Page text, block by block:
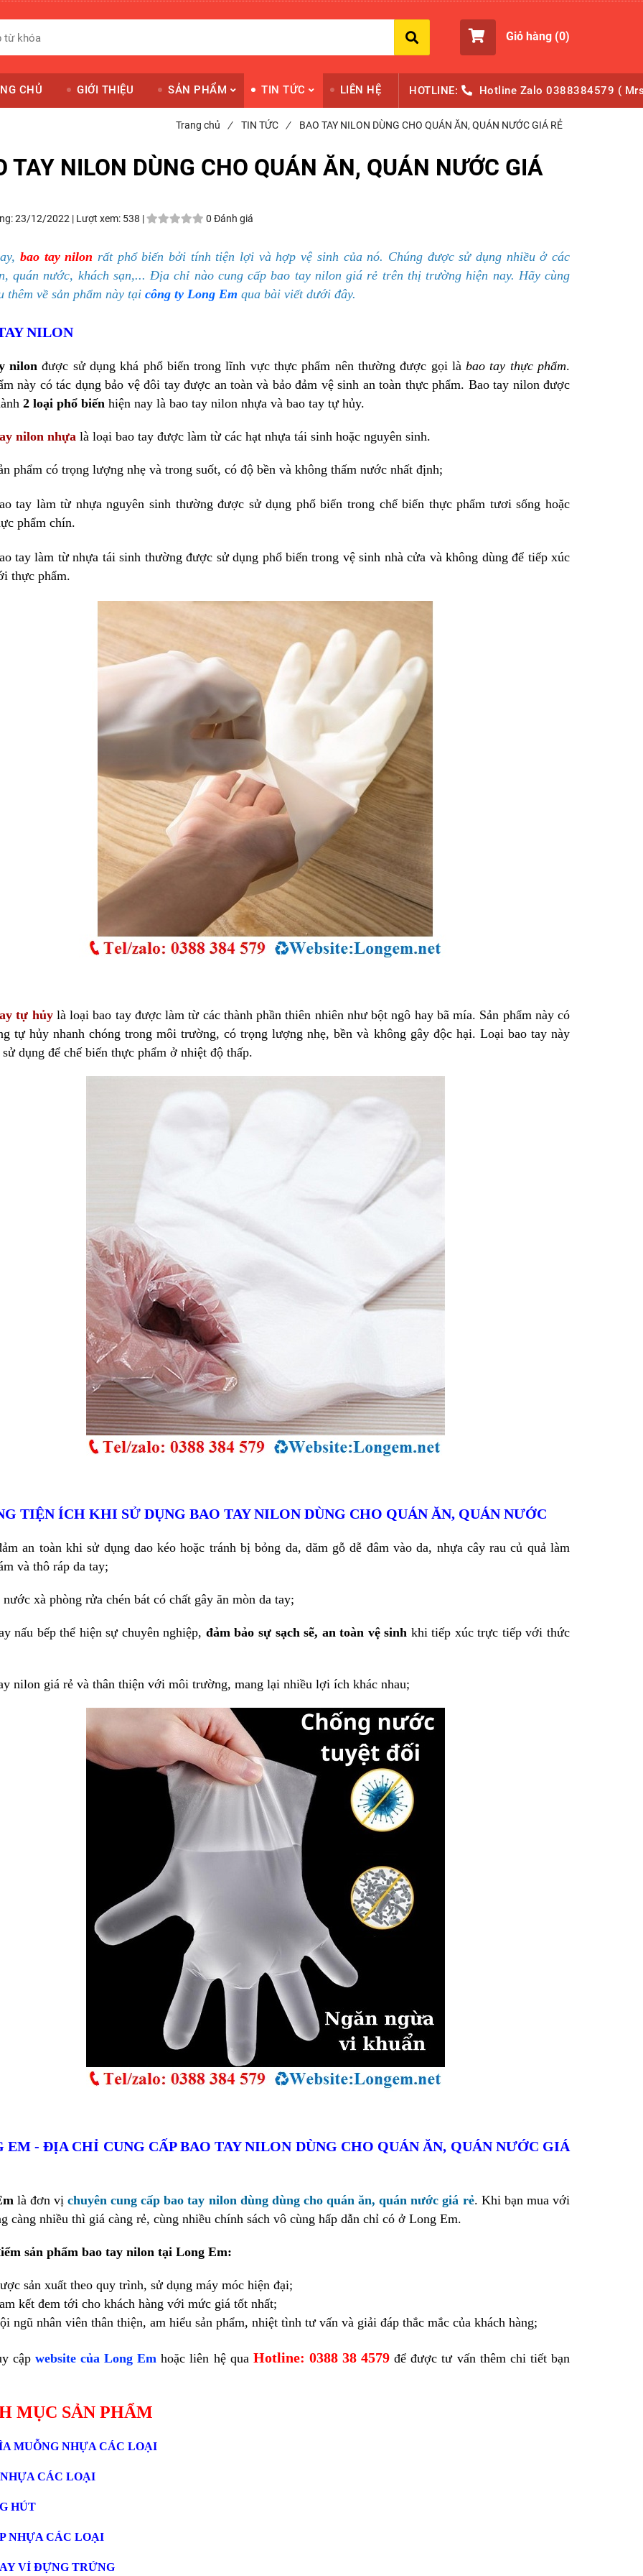
Giỏ hàng (0)
CHỦ GIỚI THIỆU SẢN PHẨM TIN TỨC LIÊN HỆ HOTLINE: Hotline Zalo 0388384579 (
Trang chủ / TIN TỨC / BAO TAY NILON DÙNG CHO QUÁN ĂN, QUÁN NƯỚC GIÁ RẺ
TAY NILON DÙNG CHO QUÁN ĂN, QUÁN NƯỚC GIÁ
23/12/2022 | Lượt xem: 538 | 0 Đánh giá
bao tay nilon rất phổ biến bởi tính tiện lợi và hợp vệ sinh của nó. Chúng được sử dụng nhiều ở các
quán nước, khách sạn,... Địa chỉ nào cung cấp bao tay nilon giá rẻ trên thị trường hiện nay. Hãy cùng
thêm về sản phẩm này tại công ty Long Em qua bài viết dưới đây.
NILON
nilon được sử dụng khá phổ biến trong lĩnh vực thực phẩm nên thường được gọi làbao tay thực phẩm.
này có tác dụng bảo vệ đôi tay được an toàn và bảo đảm vệ sinh an toàn thực phẩm. Bao tay nilon được
2 loại phổ biếnhiện nay là bao tay nilon nhựa và bao tay tự hủy.
nilon nhựalà loại bao tay được làm từ các hạt nhựa tái sinh hoặc nguyên sinh.
phẩm có trọng lượng nhẹ và trong suốt, có độ bền và không thấm nước nhất định;
tay làm từ nhựa nguyên sinh thường được sử dụng phổ biến trong chế biến thực phẩm tươi sống hoặc
phẩm chín.
tay làm từ nhựa tái sinh thường được sử dụng phổ biến trong vệ sinh nhà cửa và không dùng để tiếp xúc
thực phẩm.
tự hủylà loại bao tay được làm từ các thành phần thiên nhiên như bột ngô hay bã mía. Sản phẩm này có
tự hủy nhanh chóng trong môi trường, có trọng lượng nhẹ, bền và không gây độc hại. Loại bao tay này
dụng để chế biến thực phẩm ở nhiệt độ thấp.
TIỆN ÍCH KHI SỬ DỤNG BAO TAY NILON DÙNG CHO QUÁN ĂN, QUÁN NƯỚC
an toàn khi sử dụng dao kéo hoặc tránh bị bỏng da, dăm gỗ dễ đâm vàoda, nhựa cây rau củ quả làm
và thô ráp da tay;
xà phòng rửa chén bát có chất gây ăn mòn da tay;
nấu bếp thể hiện sự chuyên nghiệp, đảm bảo sự sạch sẽ, an toàn vệ sinh khi tiếp xúc trực tiếp với thức
nilon giá rẻ và thân thiện với môi trường, mang lại nhiều lợi ích khác nhau;
EM - ĐỊA CHỈ CUNG CẤP BAO TAY NILON DÙNG CHO QUÁN ĂN, QUÁN NƯỚC GIÁ
là đơn vịchuyên cung cấp bao tay nilon dùng dùng cho quán ăn, quán nước giá rẻ. Khi bạn mua với
càng nhiều thì giá càng rẻ, cùng nhiều chính sách vô cùng hấp dẫn chỉ có ở Long Em.
sản phẩm bao tay nilon tại Long Em:
sản xuất theo quy trình, sử dụng máy móc hiện đại;
kết đem tới cho khách hàng với mức giá tốt nhất;
ngũ nhân viên thân thiện, am hiểu sản phẩm, nhiệt tình tư vấn và giải đáp thắc mắc của khách hàng;
cập website của Long Em hoặc liên hệ qua Hotline: 0388 38 4579 để được tư vấn thêm chi tiết bạn
MỤC SẢN PHẨM
MUỖNG NHỰA CÁC LOẠI
CÁC LOẠI
HÚT
NHỰA CÁC LOẠI
VỈ ĐỰNG TRỨNG